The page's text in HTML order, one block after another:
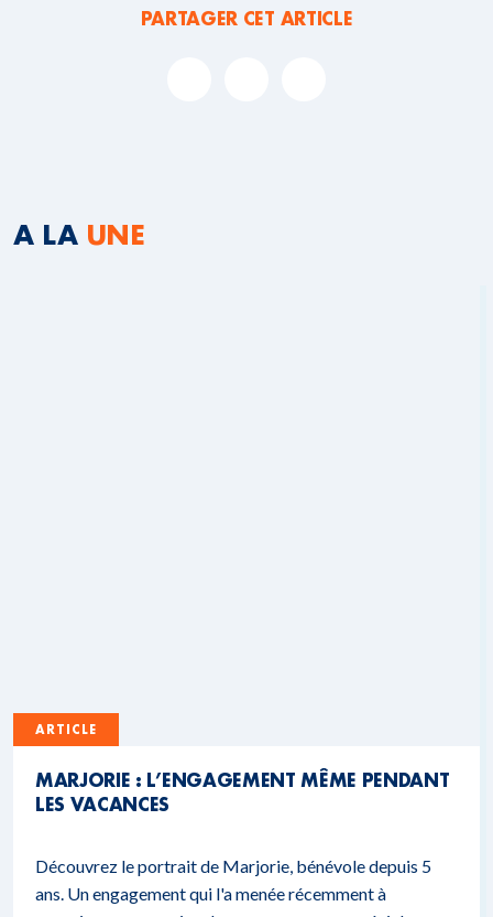
PARTAGER CET ARTICLE
A LA UNE
ARTICLE
MARJORIE : L’ENGAGEMENT MÊME PENDANT
LES VACANCES
Découvrez le portrait de Marjorie, bénévole depuis 5
ans. Un engagement qui l'a menée récemment à